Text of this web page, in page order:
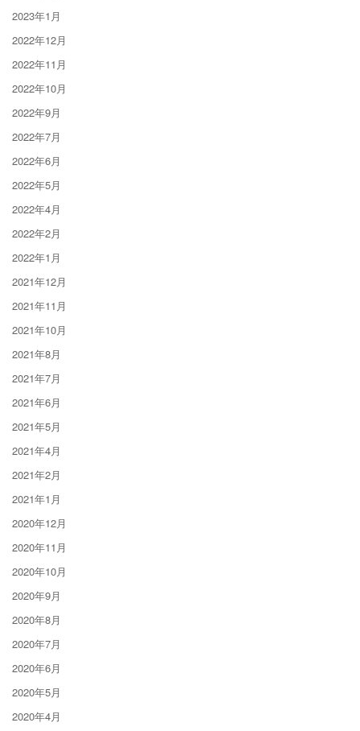
2023年1月
2022年12月
2022年11月
2022年10月
2022年9月
2022年7月
2022年6月
2022年5月
2022年4月
2022年2月
2022年1月
2021年12月
2021年11月
2021年10月
2021年8月
2021年7月
2021年6月
2021年5月
2021年4月
2021年2月
2021年1月
2020年12月
2020年11月
2020年10月
2020年9月
2020年8月
2020年7月
2020年6月
2020年5月
2020年4月